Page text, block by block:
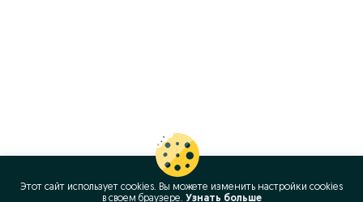
Этот сайт использует cookies. Вы можете изменить настройки cookies
в своeм браузере. Узнать больше